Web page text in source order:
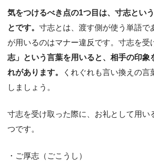
気をつけるべき点の1つ目は、寸志とい
とです。 寸志とは、渡す側が使う単語で
が用いるのはマナー違反です。寸志を受
志」という言葉を用いると、相手の印象
れがあります。
くれぐれも言い換えの言
しましょう。
寸志を受け取った際に、お礼として用い
つです。
・ご厚志（ごこうし）